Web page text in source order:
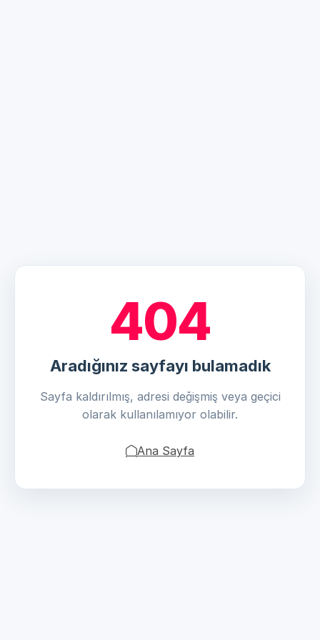
404
Aradığınız sayfayı bulamadık
Sayfa kaldırılmış, adresi değişmiş veya geçici
olarak kullanılamıyor olabilir.
Ana Sayfa